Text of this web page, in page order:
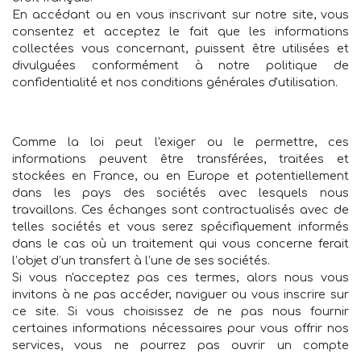
En accédant ou en vous inscrivant sur notre site, vous
consentez et acceptez le fait que les informations
collectées vous concernant, puissent être utilisées et
divulguées conformément à notre politique de
confidentialité et nos conditions générales d'utilisation.
Comme la loi peut l'exiger ou le permettre, ces
informations peuvent être transférées, traitées et
stockées en France, ou en Europe et potentiellement
dans les pays des sociétés avec lesquels nous
travaillons. Ces échanges sont contractualisés avec de
telles sociétés et vous serez spécifiquement informés
dans le cas où un traitement qui vous concerne ferait
l’objet d’un transfert à l’une de ses sociétés.
Si vous n'acceptez pas ces termes, alors nous vous
invitons à ne pas accéder, naviguer ou vous inscrire sur
ce site. Si vous choisissez de ne pas nous fournir
certaines informations nécessaires pour vous offrir nos
services, vous ne pourrez pas ouvrir un compte